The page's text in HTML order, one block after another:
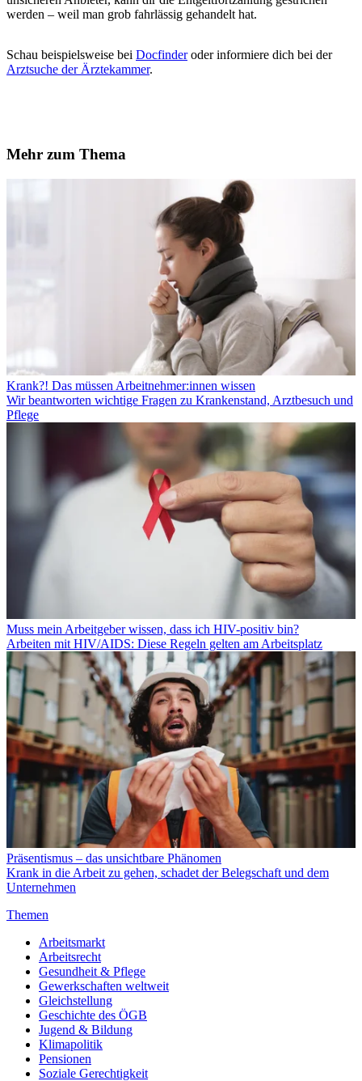
werden – weil man grob fahrlässig gehandelt hat.
Schau beispielsweise bei Docfinderoder informiere dich bei der
Arztsuche der Ärztekammer.
Mehr zum Thema
Krank?! Das müssen Arbeitnehmer:innen wissen
Wir beantworten wichtige Fragen zu Krankenstand, Arztbesuch und
Pflege
Muss mein Arbeitgeber wissen, dass ich HIV-positiv bin?
Arbeiten mit HIV/AIDS: Diese Regeln gelten am Arbeitsplatz
Präsentismus – das unsichtbare Phänomen
Krank in die Arbeit zu gehen, schadet der Belegschaft und dem
Unternehmen
Themen
Arbeitsmarkt
Arbeitsrecht
Gesundheit & Pflege
Gewerkschaften weltweit
Gleichstellung
Geschichte des ÖGB
Jugend & Bildung
Klimapolitik
Pensionen
Soziale Gerechtigkeit